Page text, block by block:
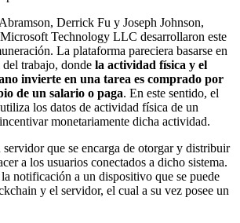
Derrick Fu y Joseph Johnson,
Technology LLC desarrollaron este
La plataforma pareciera basarse en
trabajo, donde la actividad física y el
invierte en una tarea es comprado por
de un salario o paga. En este sentido, el
los datos de actividad física de un
monetariamente dicha actividad.
que se encarga de otorgar y distribuir
a los usuarios conectados a dicho sistema.
notificación a un dispositivo que se puede
y el servidor, el cual a su vez posee un